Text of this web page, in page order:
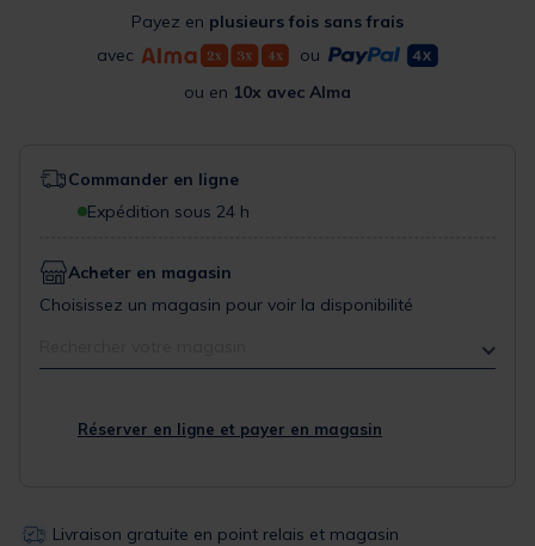
Payez en plusieurs fois sans frais
avec
ou
ou en 10x avec Alma
Commander en ligne
Expédition sous 24 h
Acheter en magasin
Choisissez un magasin pour voir la disponibilité
Réserver en ligne et payer en magasin
Livraison gratuite en point relais et magasin